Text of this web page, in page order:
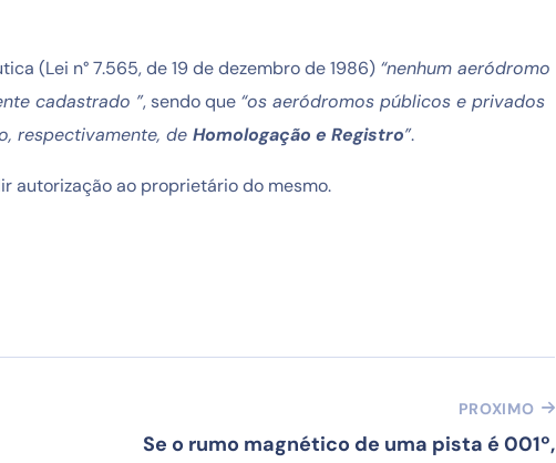
(Lei n° 7.565, de 19 de dezembro de 1986) “nenhum aeródromo
cadastrado ”, sendo que “os aeródromos públicos e privados
respectivamente, de Homologação e Registro”.
autorização ao proprietário do mesmo.
PROXIMO
Se o rumo magnético de uma pista é 001º,